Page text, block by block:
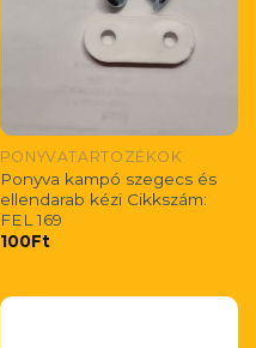
PONYVATARTOZÉKOK
Ponyva kampó szegecs és
ellendarab kézi Cikkszám:
FEL 169
100Ft